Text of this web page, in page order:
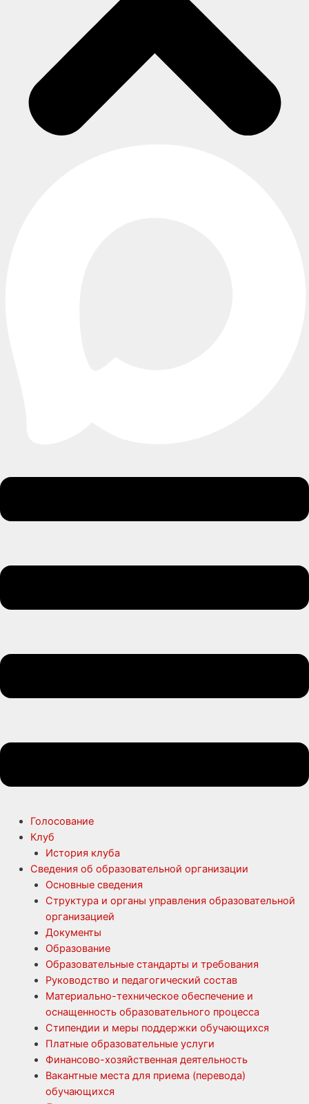
Голосование
Клуб
История клуба
Сведения об образовательной организации
Основные сведения
Структура и органы управления образовательной
организацией
Документы
Образование
Образовательные стандарты и требования
Руководство и педагогический состав
Материально-техническое обеспечение и
оснащенность образовательного процесса
Стипендии и меры поддержки обучающихся
Платные образовательные услуги
Финансово-хозяйственная деятельность
Вакантные места для приема (перевода)
обучающихся